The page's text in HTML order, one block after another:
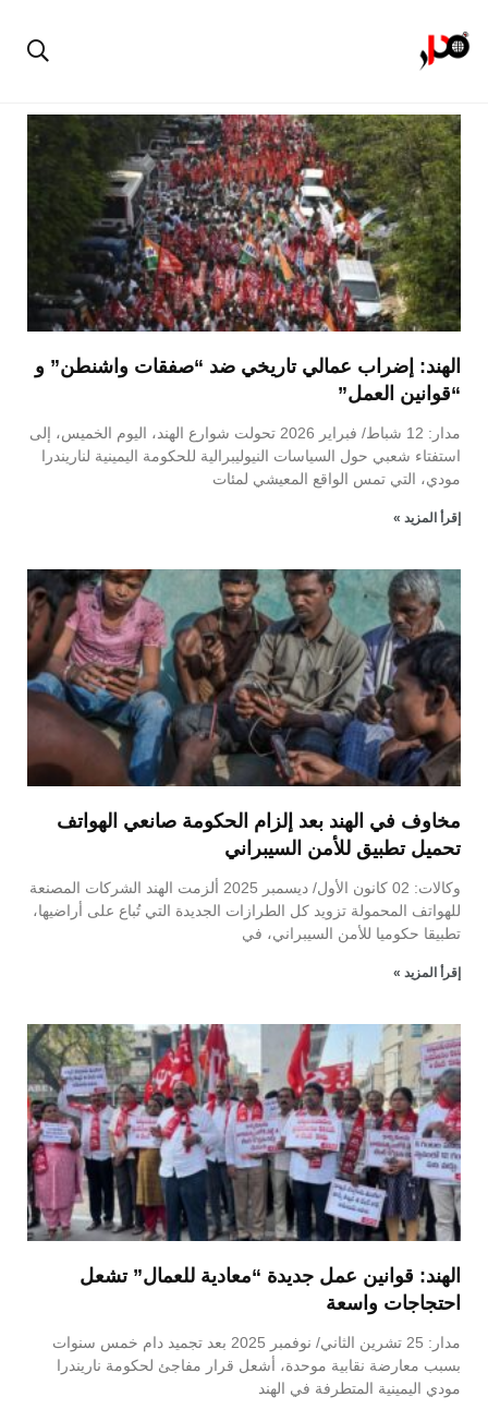
الهند: إضراب عمالي تاريخي ضد “صفقات واشنطن” و
“قوانين العمل”
مدار: 12 شباط/ فبراير 2026 تحولت شوارع الهند، اليوم الخميس، إلى
استفتاء شعبي حول السياسات النيوليبرالية للحكومة اليمينية لناريندرا
مودي، التي تمس الواقع المعيشي لمئات
إقرأ المزيد »
مخاوف في الهند بعد إلزام الحكومة صانعي الهواتف
تحميل تطبيق للأمن السيبراني
وكالات: 02 كانون الأول/ ديسمبر 2025 ألزمت الهند الشركات المصنعة
للهواتف المحمولة تزويد كل الطرازات الجديدة التي تُباع على أراضيها،
تطبيقا حكوميا للأمن السيبراني، في
إقرأ المزيد »
الهند: قوانين عمل جديدة “معادية للعمال” تشعل
احتجاجات واسعة
مدار: 25 تشرين الثاني/ نوفمبر 2025 بعد تجميد دام خمس سنوات
بسبب معارضة نقابية موحدة، أشعل قرار مفاجئ لحكومة ناريندرا
مودي اليمينية المتطرفة في الهند